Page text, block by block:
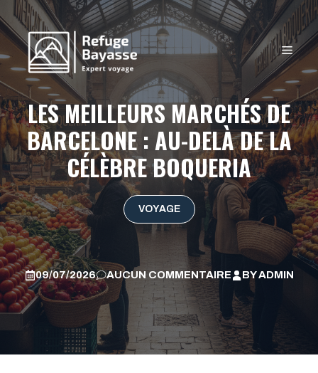
Aller
au
contenu
LES MEILLEURS MARCHÉS DE
BARCELONE : AU-DELÀ DE LA
CÉLÈBRE BOQUERIA
VOYAGE
09/07/2026 AUCUN COMMENTAIRE BYADMIN